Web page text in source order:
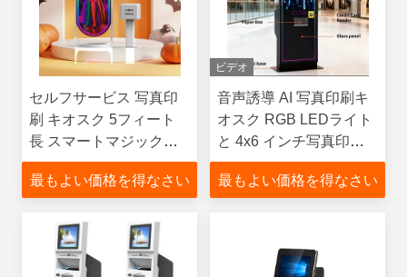
セルフサービス 写真印
刷 キオスク 5フィート
長 スマートマジックミ
ラー パーティ用の写真
ブース
最もよい価格を得なさい
ビデオ
音声誘導 AI 写真印刷キ
オスク RGB LEDライト
と 4x6 インチ写真印刷
サイズ
最もよい価格を得なさい